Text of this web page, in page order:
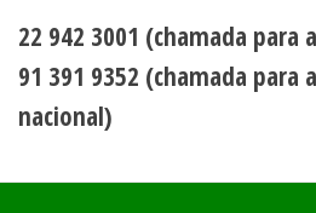
22 942 3001 (chamada para
91 391 9352 (chamada para
nacional)